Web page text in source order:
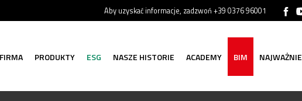
Aby uzyskać informacje, zadzwoń +39 0376 96001
FIRMA PRODUKTY ESG NASZE HISTORIE ACADEMY BIM